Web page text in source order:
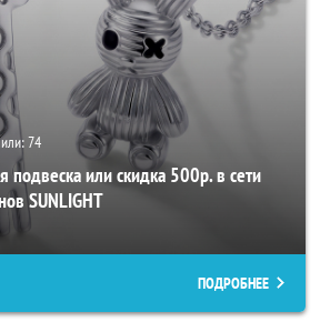
74
подвеска или скидка 500р. в сети
SUNLIGHT
ПОДРОБНЕЕ